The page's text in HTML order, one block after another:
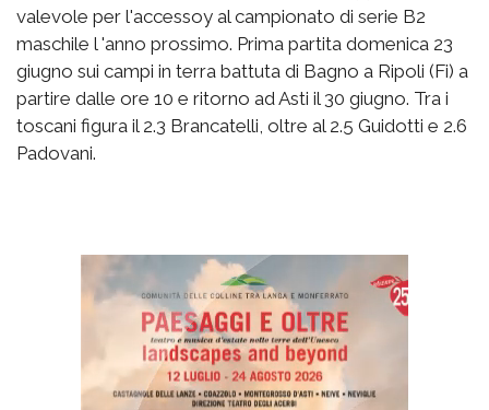
valevole per l'accessoy al campionato di serie B2
maschile l 'anno prossimo. Prima partita domenica 23
giugno sui campi in terra battuta di Bagno a Ripoli (Fi) a
partire dalle ore 10 e ritorno ad Asti il 30 giugno. Tra i
toscani figura il 2.3 Brancatelli, oltre al 2.5 Guidotti e 2.6
Padovani.